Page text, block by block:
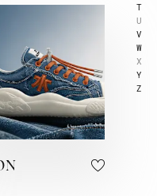
T
U
V
W
X
Y
Z